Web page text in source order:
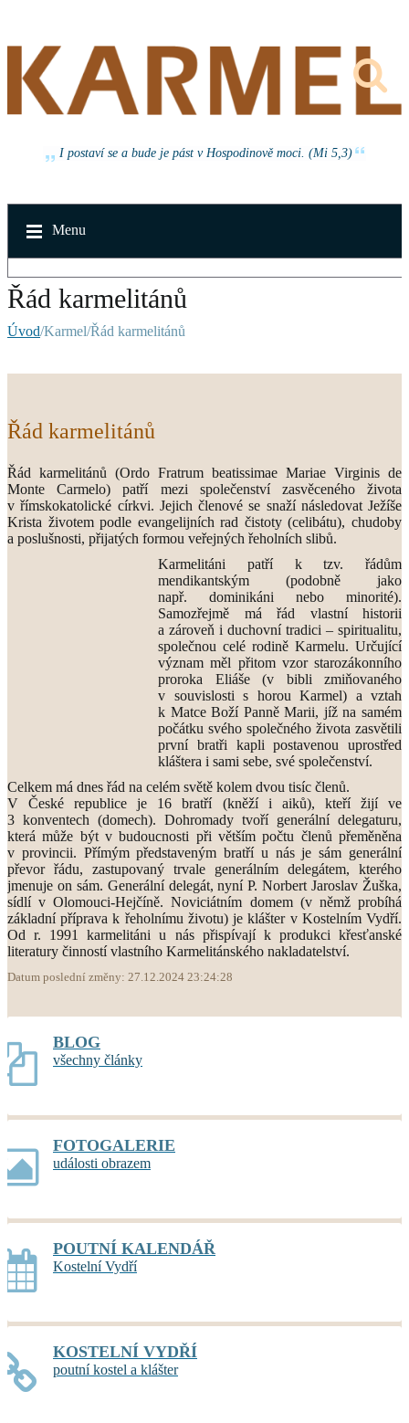
I postaví se a bude je pást v Hospodinově moci. (Mi 5,3)
Menu
Řád karmelitánů
Úvod/Karmel/Řád karmelitánů
Řád karmelitánů
Řád karmelitánů (Ordo Fratrum beatissimae Mariae Virginis de
Monte Carmelo) patří mezi společenství zasvěceného života
v římskokatolické církvi. Jejich členové se snaží následovat Ježíše
Krista životem podle evangelijních rad čistoty (celibátu), chudoby
a poslušnosti, přijatých formou veřejných řeholních slibů.
Karmelitáni patří k tzv. řádům
mendikantským (podobně jako
např. dominikáni nebo minorité).
Samozřejmě má řád vlastní historii
a zároveň i duchovní tradici – spiritualitu,
společnou celé rodině Karmelu. Určující
význam měl přitom vzor starozákonního
proroka Eliáše (v bibli zmiňovaného
v souvislosti s horou Karmel) a vztah
k Matce Boží Panně Marii, jíž na samém
počátku svého společného života zasvětili
první bratři kapli postavenou uprostřed
kláštera i sami sebe, své společenství.
Celkem má dnes řád na celém světě kolem dvou tisíc členů.
V České republice je 16 bratří (kněží i aiků), kteří žijí ve
3 konventech (domech). Dohromady tvoří generální delegaturu,
která může být v budoucnosti při větším počtu členů přeměněna
v provincii. Přímým představeným bratří u nás je sám generální
převor řádu, zastupovaný trvale generálním delegátem, kterého
jmenuje on sám. Generální delegát, nyní P. Norbert Jaroslav Žuška,
sídlí v Olomouci-Hejčíně. Noviciátním domem (v němž probíhá
základní příprava k řeholnímu životu) je klášter v Kostelním Vydří.
Od r. 1991 karmelitáni u nás přispívají k produkci křesťanské
literatury činností vlastního Karmelitánského nakladatelství.
Datum poslední změny: 27.12.2024 23:24:28
BLOG
všechny články
FOTOGALERIE
události obrazem
POUTNÍ KALENDÁŘ
Kostelní Vydří
KOSTELNÍ VYDŘÍ
poutní kostel a klášter